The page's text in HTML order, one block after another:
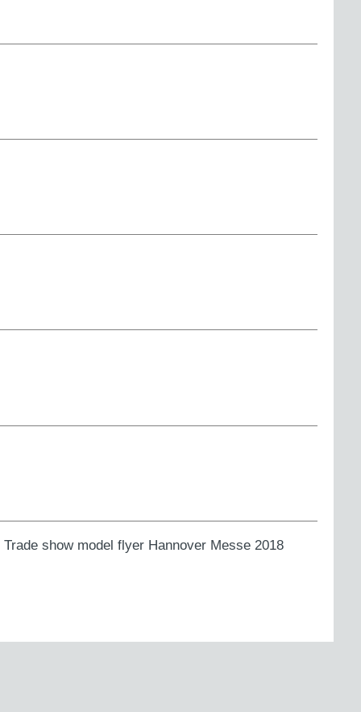
show model flyer Hannover Messe 2018